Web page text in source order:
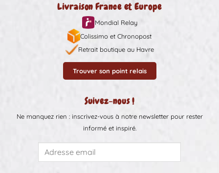
Livraison France et Europe
Mondial Relay
Colissimo et Chronopost
Retrait boutique au Havre
Trouver son point relais
Suivez-nous !
Ne manquez rien : inscrivez-vous à notre newsletter pour rester
informé et inspiré.